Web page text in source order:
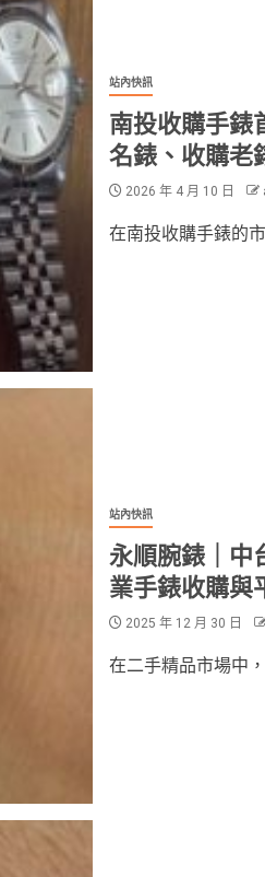
站內快訊
南投收購手錶
名錶、收購老
2026 年 4 月 10 日
在南投收購手錶的
站內快訊
永順腕錶｜中
業手錶收購與
2025 年 12 月 30 日
在二手精品市場中